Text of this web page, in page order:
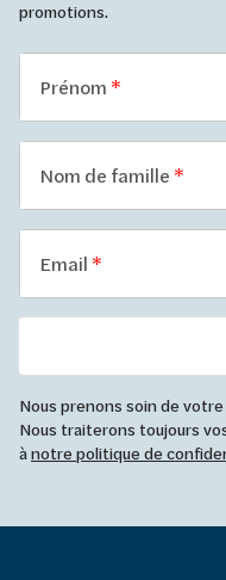
promotions.
Prénom
Nom de famille
Email
Nous prenons soin de
Nous traiterons toujours
ànotre politique de